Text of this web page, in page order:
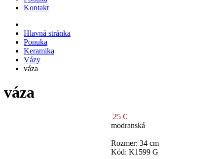
Kontakt
Hlavná stránka
Ponuka
Keramika
Vázy
váza
váza
25 €
modranská
Rozmer: 34 cm
Kód: K1599 G